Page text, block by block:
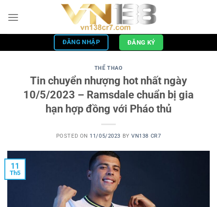
ĐĂNG NHẬP ĐĂNG KÝ
THỂ THAO
Tin chuyển nhượng hot nhất ngày
10/5/2023 – Ramsdale chuẩn bị gia
hạn hợp đồng với Pháo thủ
POSTED ON 11/05/2023 BYVN138 CR7
11
Th5